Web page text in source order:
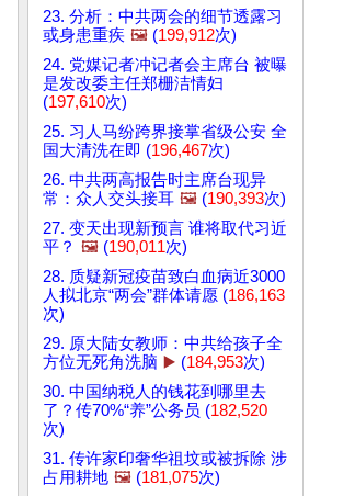
23. 分析：中共两会的细节透露习
或身患重疾 🖼️ (199,912次)
24. 党媒记者冲记者会主席台 被曝
是发改委主任郑栅洁情妇
(197,610次)
25. 习人马纷跨界接掌省级公安 全
国大清洗在即 (196,467次)
26. 中共两高报告时主席台现异
常：众人交头接耳 🖼️ (190,393次)
27. 变天出现新预言 谁将取代习近
平？ 🖼️ (190,011次)
28. 质疑新冠疫苗致白血病近3000
人拟北京“两会”群体请愿 (186,163
次)
29. 原大陆女教师：中共给孩子全
方位无死角洗脑 ▶️ (184,953次)
30. 中国纳税人的钱花到哪里去
了？传70%“养”公务员 (182,520
次)
31. 传许家印奢华祖坟或被拆除 涉
占用耕地 🖼️ (181,075次)